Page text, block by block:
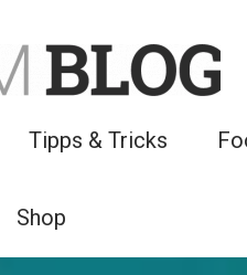
Tipps & Tricks
Shop